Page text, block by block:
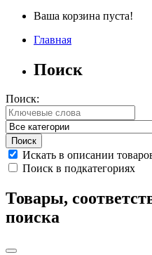
Ваша корзина пуста!
Главная
Поиск
Поиск:
Искать в описании
Поиск в подкатегориях
Товары,
поиска